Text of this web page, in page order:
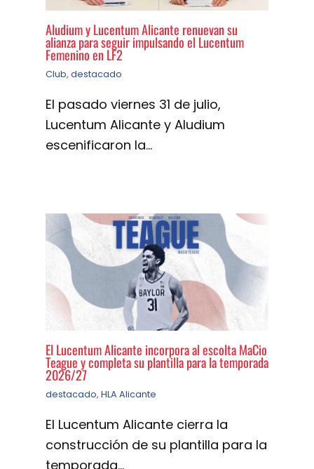
Aludium y Lucentum Alicante renuevan su
alianza para seguir impulsando el Lucentum
Femenino en LF2
Club, destacado
El pasado viernes 31 de julio,
Lucentum Alicante y Aludium
escenificaron la…
El Lucentum Alicante incorpora al escolta MaCio
Teague y completa su plantilla para la temporada
2026/27
destacado, HLA Alicante
El Lucentum Alicante cierra la
construcción de su plantilla para la
temporada…